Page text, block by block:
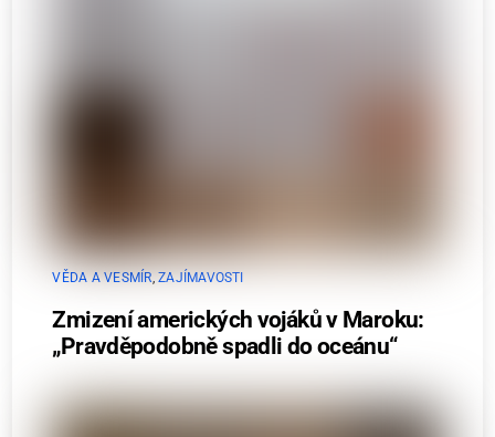
VĚDA A VESMÍR,ZAJÍMAVOSTI
Zmizení amerických vojáků v Maroku:
„Pravděpodobně spadli do oceánu“